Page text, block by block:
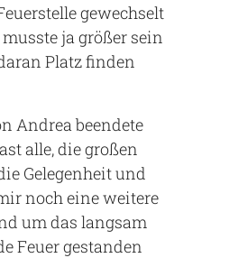
gewechselt
ja größer sein
Platz finden
Andrea beendete
alle, die großen
Gelegenheit und
noch eine weitere
um das langsam
Feuer gestanden